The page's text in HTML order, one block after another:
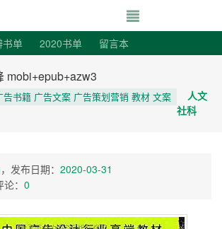
寻书令|走向自
书单 2020书单 留言本
mobi+epub+azw3
书籍 广告文案 广告策划营销 教材 文案
人文
社科
，发布日期： 2020-03-31
： 0